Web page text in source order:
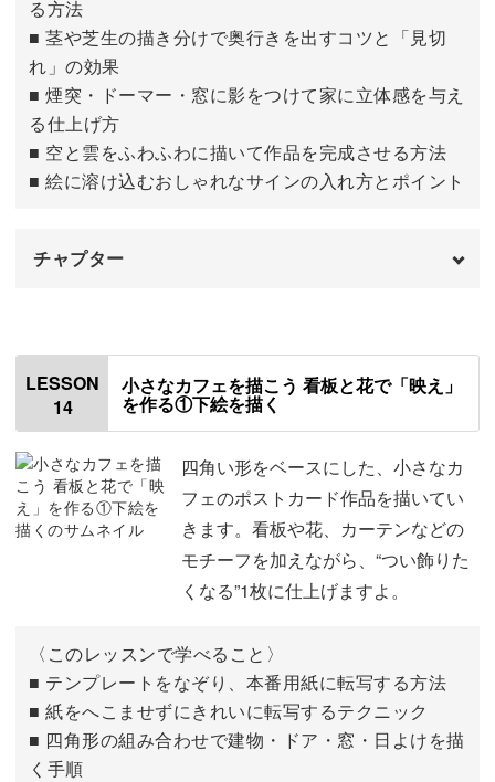
る方法
■ 茎や芝生の描き分けで奥行きを出すコツと「見切
れ」の効果
■ 煙突・ドーマー・窓に影をつけて家に立体感を与え
る仕上げ方
■ 空と雲をふわふわに描いて作品を完成させる方法
■ 絵に溶け込むおしゃれなサインの入れ方とポイント
チャプター
残りの花と草を描く
家を仕上げる
サインの入れ方 17:52
おわりに 19:59
LESSON
14
小さなカフェを描こう 看板と花で「映え」
を作る①下絵を描く
四角い形をベースにした、小さなカ
フェのポストカード作品を描いてい
きます。看板や花、カーテンなどの
モチーフを加えながら、“つい飾りた
くなる”1枚に仕上げますよ。
〈このレッスンで学べること〉
■ テンプレートをなぞり、本番用紙に転写する方法
■ 紙をへこませずにきれいに転写するテクニック
■ 四角形の組み合わせで建物・ドア・窓・日よけを描
く手順